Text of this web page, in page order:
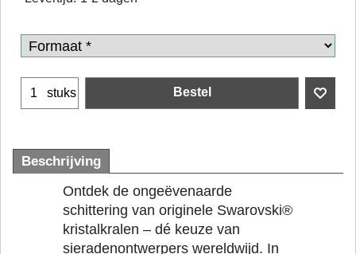
stuks Bestel
Beschrijving
Ontdek de ongeëvenaarde
schittering van originele Swarovski®
kristalkralen – dé keuze van
sieradenontwerpers wereldwijd. In